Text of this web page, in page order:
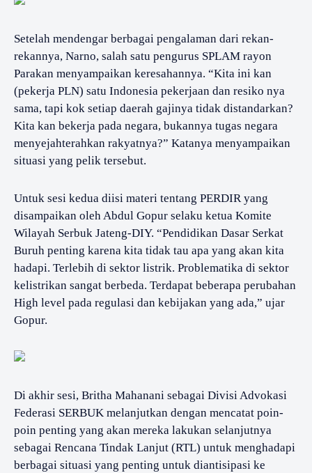
Setelah mendengar berbagai pengalaman dari rekan-
rekannya, Narno, salah satu pengurus SPLAM rayon
Parakan menyampaikan keresahannya. “Kita ini kan
(pekerja PLN) satu Indonesia pekerjaan dan resiko nya
sama, tapi kok setiap daerah gajinya tidak distandarkan?
Kita kan bekerja pada negara, bukannya tugas negara
menyejahterahkan rakyatnya?” Katanya menyampaikan
situasi yang pelik tersebut.
Untuk sesi kedua diisi materi tentang PERDIR yang
disampaikan oleh Abdul Gopur selaku ketua Komite
Wilayah Serbuk Jateng-DIY. “Pendidikan Dasar Serkat
Buruh penting karena kita tidak tau apa yang akan kita
hadapi. Terlebih di sektor listrik. Problematika di sektor
kelistrikan sangat berbeda. Terdapat beberapa perubahan
High level pada regulasi dan kebijakan yang ada,” ujar
Gopur.
Di akhir sesi, Britha Mahanani sebagai Divisi Advokasi
Federasi SERBUK melanjutkan dengan mencatat poin-
poin penting yang akan mereka lakukan selanjutnya
sebagai Rencana Tindak Lanjut (RTL) untuk menghadapi
berbagai situasi yang penting untuk diantisipasi ke